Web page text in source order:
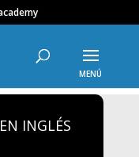
EN INGLÉS